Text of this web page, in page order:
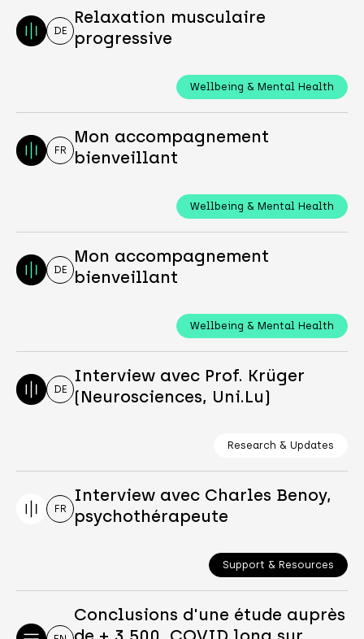
DE
Relaxation musculaire
progressive
Wellbeing & Mental Health
FR
Mon accompagnement
bienveillant
Wellbeing & Mental Health
DE
Mon accompagnement
bienveillant
Wellbeing & Mental Health
DE
Interview avec Prof. Krüger
(Neurosciences, Uni.Lu)
Research & Updates
FR
Interview avec Charles Benoy,
psychothérapeute
Support & Resources
Conclusions d'une étude auprès